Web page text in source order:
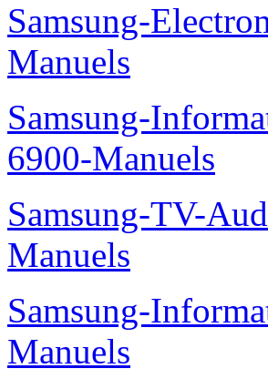
Samsung-
Manuels
Samsung-
6900-Manuels
Samsung-TV-
Manuels
Samsung-
Manuels